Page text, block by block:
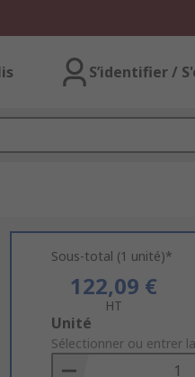
S’identifier /
Sous-total (1 unité)*
122,09 €
HT
Add
to
Basket
Unité
Sélectionner ou entrer